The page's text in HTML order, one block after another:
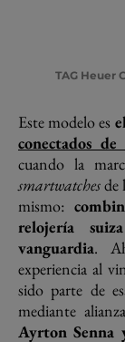
TAG Heuer
Este modelo es
conectados
cuando la
smartwatchesde
mismo:
relojería
vanguardia.
experiencia al
sido parte de
mediante
Ayrton Senna